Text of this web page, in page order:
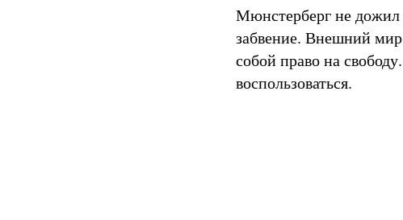
Мюнстерберг не дожил
забвение. Внешний
собой право на
воспользоваться.